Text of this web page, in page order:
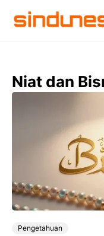
Niat dan
Pengetahuan